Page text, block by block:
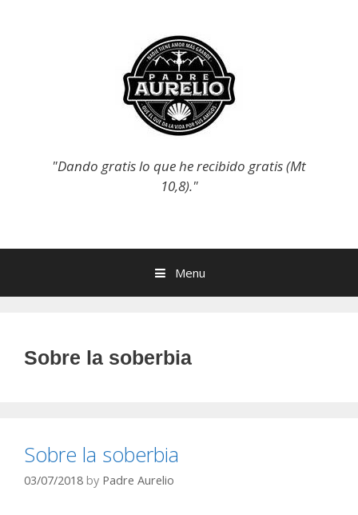
"Dando gratis lo que he recibido gratis (Mt
10,8)."
Menu
Sobre la soberbia
Sobre la soberbia
03/07/2018 by Padre Aurelio